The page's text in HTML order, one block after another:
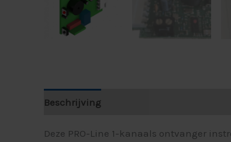
Beschrijving
Deze PRO-Line 1-kanaals ontvanger